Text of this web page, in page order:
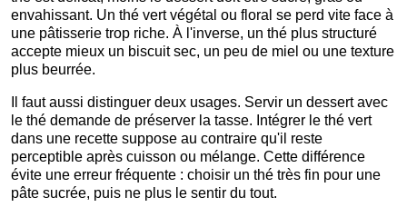
envahissant. Un thé vert végétal ou floral se perd vite face à
une pâtisserie trop riche. À l'inverse, un thé plus structuré
accepte mieux un biscuit sec, un peu de miel ou une texture
plus beurrée.
Il faut aussi distinguer deux usages. Servir un dessert avec
le thé demande de préserver la tasse. Intégrer le thé vert
dans une recette suppose au contraire qu'il reste
perceptible après cuisson ou mélange. Cette différence
évite une erreur fréquente : choisir un thé très fin pour une
pâte sucrée, puis ne plus le sentir du tout.